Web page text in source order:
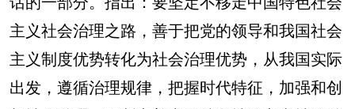
主义社会治理之路，善于把党的领导和我国社会
主义制度优势转化为社会治理优势，从我国实际
出发，遵循治理规律，把握时代特征，加强和创